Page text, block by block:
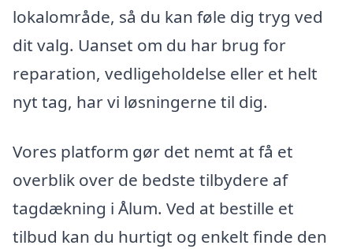
lokalområde, så du kan føle dig tryg ved
dit valg. Uanset om du har brug for
reparation, vedligeholdelse eller et helt
nyt tag, har vi løsningerne til dig.
Vores platform gør det nemt at få et
overblik over de bedste tilbydere af
tagdækning i Ålum. Ved at bestille et
tilbud kan du hurtigt og enkelt finde den